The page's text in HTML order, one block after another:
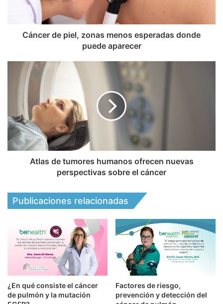
Cáncer de piel, zonas menos esperadas donde
puede aparecer
Atlas de tumores humanos ofrecen nuevas
perspectivas sobre el cáncer
Publicaciones relacionadas
¿En qué consiste el cáncer
de pulmón y la mutación
Factores de riesgo,
prevención y detección del